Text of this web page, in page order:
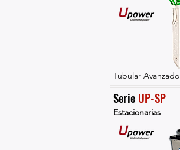
Tubular Avanzado
Serie UP-SP
Estacionarias